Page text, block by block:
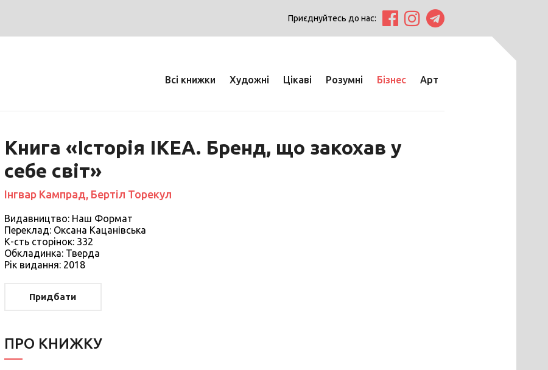
Приєднуйтесь до нас:
Всі книжки Художні Цікаві Розумні Бізнес Арт
Книга «Історія IKEA. Бренд, що закохав у
себе світ»
Інгвар Кампрад, Бертіл Торекул
Видавництво: Наш Формат
Переклад: Оксана Кацанівська
К-сть сторiнок: 332
Обкладинка: Тверда
Рiк видання: 2018
Придбати
ПРО КНИЖКУ